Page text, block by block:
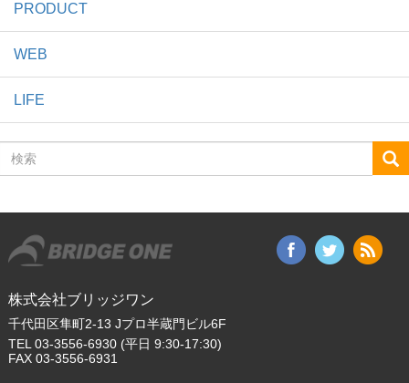
PRODUCT
WEB
LIFE
株式会社ブリッジワン
千代田区隼町2-13 Jプロ半蔵門ビル6F
TEL 03-3556-6930 (平日 9:30-17:30)
FAX 03-3556-6931